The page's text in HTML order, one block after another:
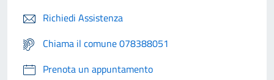
Richiedi Assistenza
Chiama il comune 078388051
Prenota un appuntamento